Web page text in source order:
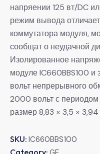
напряении 125 вт/DC
режим вывода
коммутатора модуля,
сообщат о неудачной
Изолированное
модуле IC660BBS100 и
вольт непрерывного
2000 вольт с периодом
размер 8,83 × 3,5 ×
SKU: IC660BBS100
Category: